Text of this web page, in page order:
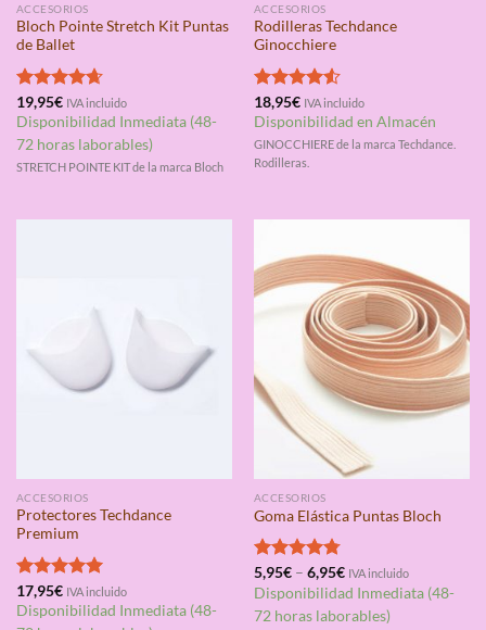
ACCESORIOS
Bloch Pointe Stretch Kit Puntas
de Ballet
Valorado
con4.67
de 5
19,95€ IVA incluido
Disponibilidad Inmediata (48-
72 horas laborables)
STRETCH POINTE KIT de la marca Bloch
ACCESORIOS
Rodilleras Techdance
Ginocchiere
Valorado
con4.50
de 5
18,95€ IVA incluido
Disponibilidad en Almacén
GINOCCHIERE de la marca Techdance.
Rodilleras.
ACCESORIOS
Protectores Techdance
Premium
Valorado
con5.00
de 5
17,95€ IVA incluido
Disponibilidad Inmediata (48-
ACCESORIOS
Goma Elástica Puntas Bloch
Valorado
con4.75
de 5
5,95€– 6,95€ IVA incluido
Disponibilidad Inmediata (48-
72 horas laborables)